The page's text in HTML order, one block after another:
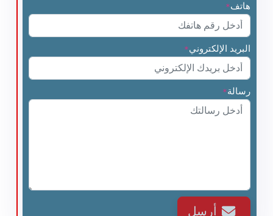
هاتف*
البريد الإلكتروني*
رسالة*
أرسل